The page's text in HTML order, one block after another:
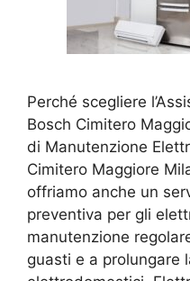
Perché scegliere
Bosch Cimitero
di Manutenzione
Cimitero Maggiore
offriamo anche un
preventiva per gli
manutenzione
guasti e a prolungare